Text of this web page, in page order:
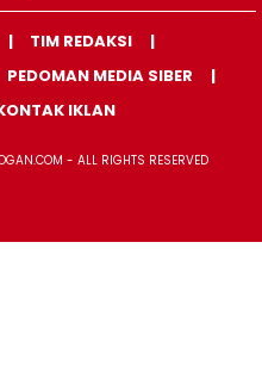
TIM REDAKSI
PEDOMAN MEDIA SIBER
IKLAN
- ALL RIGHTS RESERVED